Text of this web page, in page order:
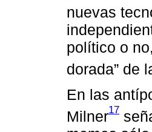
nuevas
político o
dorada” de
En las
Milner17